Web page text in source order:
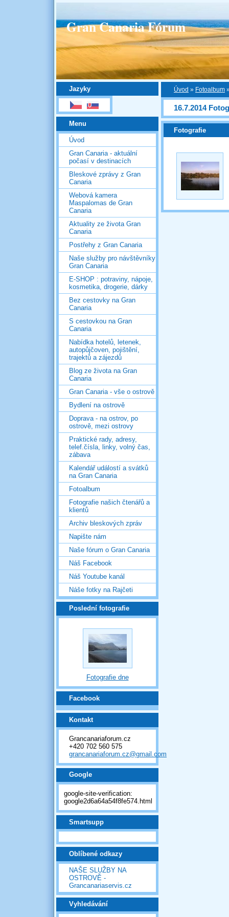
Gran Canaria Fórum
Jazyky
Menu
Úvod
Gran Canaria - aktuální
počasí v destinacích
Bleskové zprávy z Gran
Canaria
Webová kamera
Maspalomas de Gran
Canaria
Aktuality ze života Gran
Canaria
Postřehy z Gran Canaria
Naše služby pro návštěvníky
Gran Canaria
E-SHOP : potraviny, nápoje,
kosmetika, drogerie, dárky
Bez cestovky na Gran
Canaria
S cestovkou na Gran
Canaria
Nabídka hotelů, letenek,
autopůjčoven, pojištění,
trajektů a zájezdů
Blog ze života na Gran
Canaria
Gran Canaria - vše o ostrově
Bydlení na ostrově
Doprava - na ostrov, po
ostrově, mezi ostrovy
Praktické rady, adresy,
telef.čísla, linky, volný čas,
zábava
Kalendář událostí a svátků
na Gran Canaria
Fotoalbum
Fotografie našich čtenářů a
klientů
Archiv bleskových zpráv
Napište nám
Naše fórum o Gran Canaria
Náš Facebook
Náš Youtube kanál
Náše fotky na Rajčeti
Poslední fotografie
Fotografie dne
Facebook
Kontakt
Grancanariaforum.cz
+420 702 560 575
grancanariaforum.cz@gmail.com
Google
google-site-verification:
google2d6a64a54f8fe574.html
Smartsupp
Oblíbené odkazy
NAŠE SLUŽBY NA
OSTROVĚ -
Grancanariaservis.cz
Vyhledávání
Úvod » Fotoalbum
16.7.2014
Fotografie